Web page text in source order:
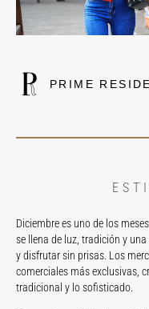
PRIME
Diciembre es uno de los
se llena de luz, tradición y
y disfrutar sin prisas. Los
comerciales más exclusivas,
tradicional y lo sofisticado.